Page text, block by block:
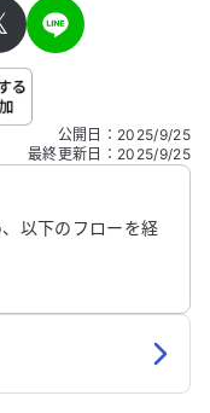
ご自身の病気の詳細な
公開日 ： 2025/9/25
最終更新日 ： 2025/9/25
以下のフローを経